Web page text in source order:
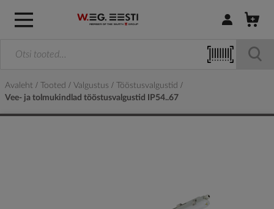
Logi sisse /
Avaleht Tooted Valgustus
Tööstusvalgustid
Vee- ja tolmukindlad tööstusvalgustid IP54..67